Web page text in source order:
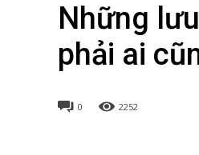
Những
phải ai
0 2252